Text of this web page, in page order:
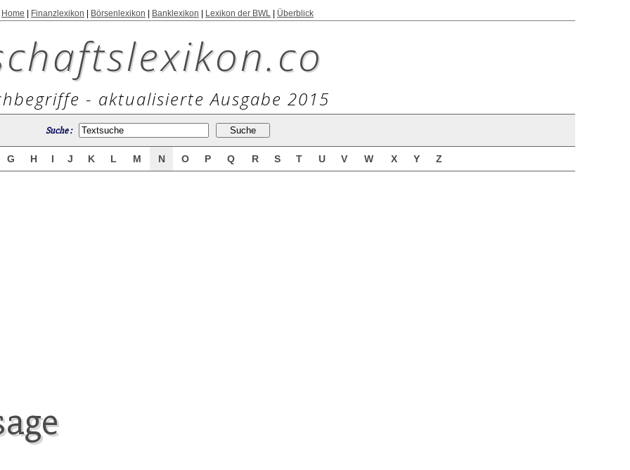
Home Finanzlexikon Börsenlexikon Banklexikon Lexikon der BWL Überblick
- aktualisierte Ausgabe 2015
Suche :
G H I J K L M N O P Q R S T U V W X Y Z